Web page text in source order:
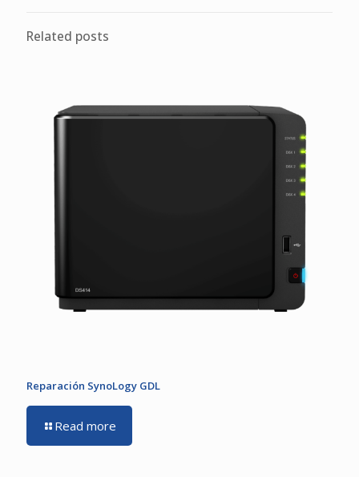
Related posts
Reparación SynoLogy GDL
Read more